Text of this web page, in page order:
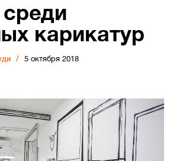
карикатур
5 октября 2018